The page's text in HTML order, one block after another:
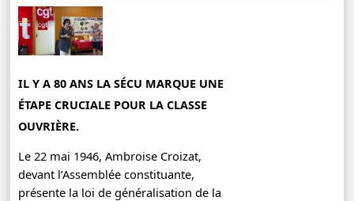
IL Y A 80 ANS LA SÉCU MARQUE UNE
ÉTAPE CRUCIALE POUR LA CLASSE
OUVRIÈRE.
Le 22 mai 1946, Ambroise Croizat,
devant l’Assemblée constituante,
présente la loi de généralisation de la